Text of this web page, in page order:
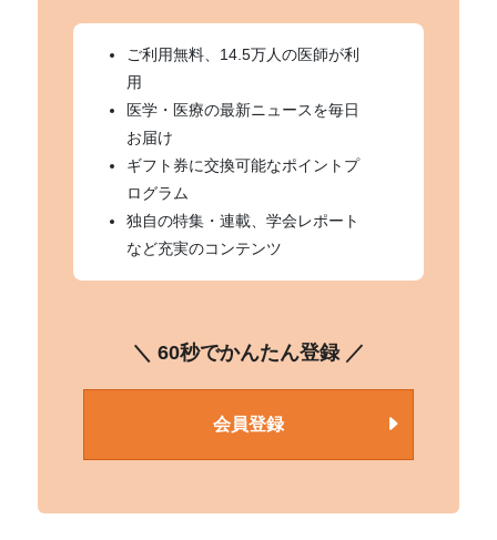
ご利用無料、14.5万人の医師が利
用
医学・医療の最新ニュースを毎日
お届け
ギフト券に交換可能なポイントプ
ログラム
独自の特集・連載、学会レポート
など充実のコンテンツ
＼ 60秒でかんたん登録 ／
会員登録